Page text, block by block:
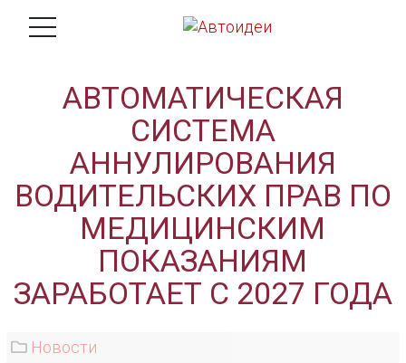
АВТОМАТИЧЕСКАЯ
СИСТЕМА
АННУЛИРОВАНИЯ
ВОДИТЕЛЬСКИХ ПРАВ ПО
МЕДИЦИНСКИМ
ПОКАЗАНИЯМ
ЗАРАБОТАЕТ С 2027 ГОДА
Новости